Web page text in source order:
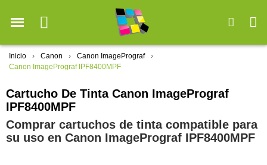
Inicio Canon
Canon ImagePrograf
Canon ImagePrograf IPF8400MPF
Cartucho De Tinta Canon ImagePrograf
IPF8400MPF
Comprar cartuchos de tinta compatible para
su uso en Canon ImagePrograf IPF8400MPF